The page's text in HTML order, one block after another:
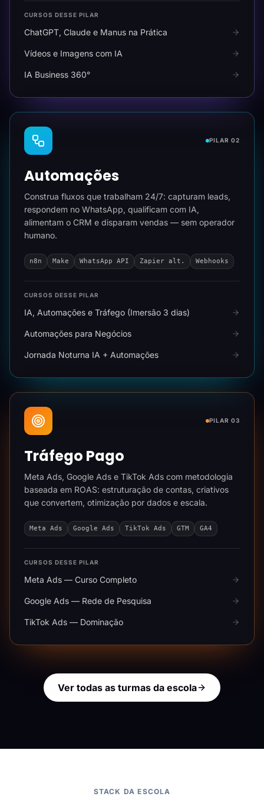
CURSOS DESSE PILAR
ChatGPT, Claude e Manus na Prática
Vídeos e Imagens com IA
IA Business 360°
PILAR 02
Automações
Construa fluxos que trabalham 24/7: capturam leads,
respondem no WhatsApp, qualificam com IA,
alimentam o CRM e disparam vendas — sem operador
humano.
n8n Make WhatsApp API Zapier alt. Webhooks
CURSOS DESSE PILAR
IA, Automações e Tráfego (Imersão 3 dias)
Automações para Negócios
Jornada Noturna IA + Automações
PILAR 03
Tráfego Pago
Meta Ads, Google Ads e TikTok Ads com metodologia
baseada em ROAS: estruturação de contas, criativos
que convertem, otimização por dados e escala.
Meta Ads Google Ads TikTok Ads GTM GA4
CURSOS DESSE PILAR
Meta Ads — Curso Completo
Google Ads — Rede de Pesquisa
TikTok Ads — Dominação
Ver todas as turmas da escola
STACK DA ESCOLA